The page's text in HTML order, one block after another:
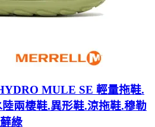
MULE SE 輕量拖鞋.
兩棲鞋.異形鞋.涼拖鞋.穆勒
綠